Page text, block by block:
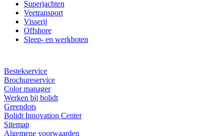
Superjachten
Veetransport
Visserij
Offshore
Sleep- en werkboten
Bestekservice
Brochureservice
Color manager
Werken bij bolidt
Greendots
Bolidt Innovation Center
Sitemap
Algemene voorwaarden